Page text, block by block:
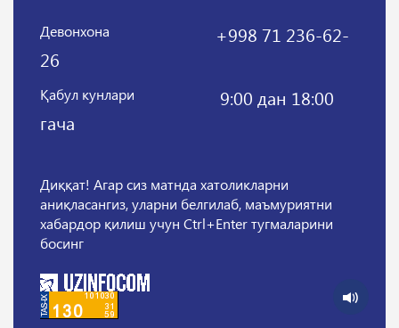
Девонхона
+998 71 236-62-
26
Қабул кунлари
9:00 дан 18:00
гача
Диққат! Агар сиз матнда хатоликларни
аниқласангиз, уларни белгилаб, маъмуриятни
хабардор қилиш учун Ctrl+Enter тугмаларини
босинг